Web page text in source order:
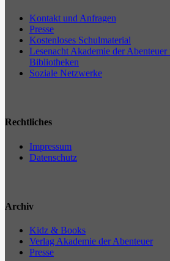
Kontakt und Anfragen
Presse
Kostenloses Schulmaterial
Lesenacht Akademie der
Bibliotheken
Soziale Netzwerke
Rechtliches
Impressum
Datenschutz
Archiv
Kidz & Books
Verlag Akademie der Abenteuer
Presse